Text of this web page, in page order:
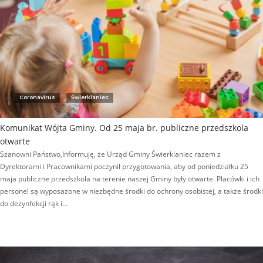
Coronavirus Świerklaniec
Komunikat Wójta Gminy. Od 25 maja br. publiczne przedszkola
otwarte
Szanowni Państwo,Informuję, że Urząd Gminy Świerklaniec razem z
Dyrektorami i Pracownikami poczynił przygotowania, aby od poniedziałku 25
maja publiczne przedszkola na terenie naszej Gminy były otwarte. Placówki i ich
personel są wyposażone w niezbędne środki do ochrony osobistej, a także środki
do dezynfekcji rąk i…